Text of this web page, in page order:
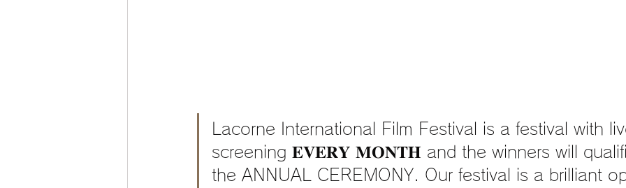
Lacorne International Film Festival is a festival with
screening 𝐄𝐕𝐄𝐑𝐘 𝐌𝐎𝐍𝐓𝐇 and the winners will
the ANNUAL CEREMONY. Our festival is a brilliant